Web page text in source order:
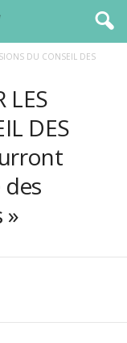
DU CONSEIL DES
LES
DES
»